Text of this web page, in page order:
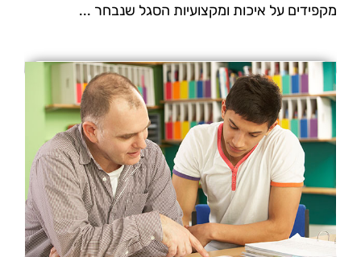
מקפידים על איכות ומקצועיות הסגל שנבחר ...